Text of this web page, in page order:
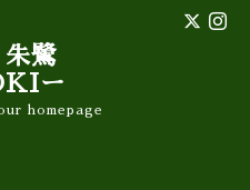
鷺
ー
homepage